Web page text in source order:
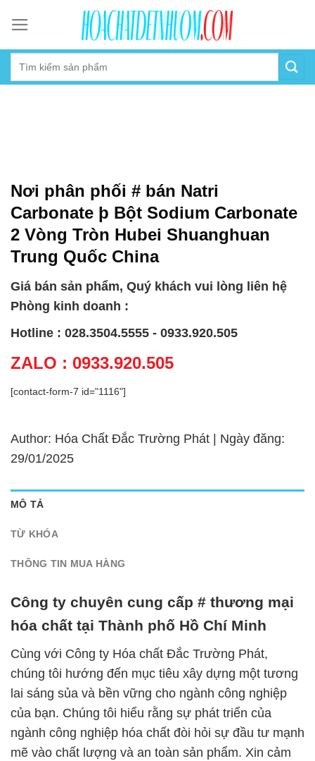
content
Nơi phân phối # bán Natri
Carbonate þ Bột Sodium Carbonate
2 Vòng Tròn Hubei Shuanghuan
Trung Quốc China
Giá bán sản phẩm, Quý khách vui lòng liên hệ
Phòng kinh doanh :
Hotline : 028.3504.5555 - 0933.920.505
ZALO : 0933.920.505
[contact-form-7 id="1116"]
Author: Hóa Chất Đắc Trường Phát | Ngày đăng:
29/01/2025
MÔ TẢ
TỪ KHÓA
THÔNG TIN MUA HÀNG
Công ty chuyên cung cấp # thương mại
hóa chất tại Thành phố Hồ Chí Minh
Cùng với Công ty Hóa chất Đắc Trường Phát,
chúng tôi hướng đến mục tiêu xây dựng một tương
lai sáng sủa và bền vững cho ngành công nghiệp
của bạn. Chúng tôi hiểu rằng sự phát triển của
ngành công nghiệp hóa chất đòi hỏi sự đầu tư mạnh
mẽ vào chất lượng và an toàn sản phẩm. Xin cảm